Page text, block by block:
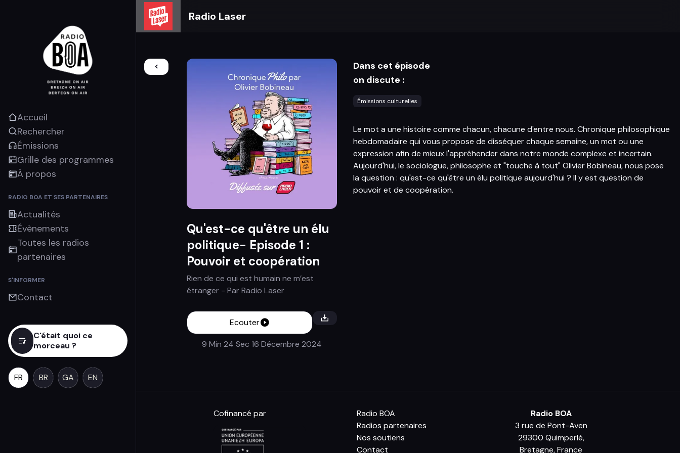
Accueil
Rechercher
Émissions
Grille des programmes
À propos
RADIO BOA ET SES PARTENAIRES
Actualités
Évènements
Toutes les radios
partenaires
S'INFORMER
Contact
C'était quoi ce
morceau ?
FR BR GA EN
Radio Laser
Qu'est-ce qu'être un élu
politique- Episode 1 :
Pouvoir et coopération
Rien de ce qui est humain ne m’est
étranger- ParRadio Laser
Ecouter
9 Min 24 Sec 16 Décembre 2024
Dans cet épisode
on discute :
Émissions culturelles
Le mot a une histoire comme chacun, chacune d'entre nous. Chronique philosophique
hebdomadaire qui vous propose de disséquer chaque semaine, un mot ou une
expression afin de mieux l'appréhender dans notre monde complexe et incertain.
Aujourd'hui, le sociologue, philosophe et "touche à tout" Olivier Bobineau, nous pose
la question : qu'est-ce qu'être un élu politique aujourd'hui ? Il y est question de
pouvoir et de coopération.
Cofinancé par
Radio BOA
Radios partenaires
Nos soutiens
Contact
Radio BOA
3 rue de Pont-Aven
29300 Quimperlé,
Bretagne, France